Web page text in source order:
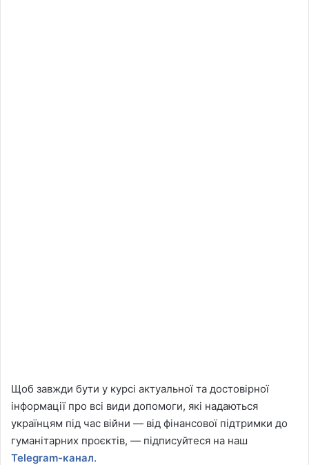
Щоб завжди бути у курсі актуальної та достовірної
інформації про всі види допомоги, які надаються
українцям під час війни — від фінансової підтримки до
гуманітарних проєктів, — підписуйтеся на наш
Telegram-канал.